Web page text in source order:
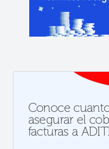
Conoce
asegurar el
facturas a